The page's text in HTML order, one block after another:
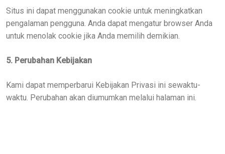
Situs ini dapat menggunakan cookie untuk meningkatkan
pengalaman pengguna. Anda dapat mengatur browser Anda
untuk menolak cookie jika Anda memilih demikian.
5. Perubahan Kebijakan
Kami dapat memperbarui Kebijakan Privasi ini sewaktu-
waktu. Perubahan akan diumumkan melalui halaman ini.